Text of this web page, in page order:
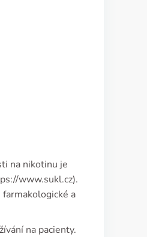
na nikotinu je
www.sukl.cz).
a
na pacienty.